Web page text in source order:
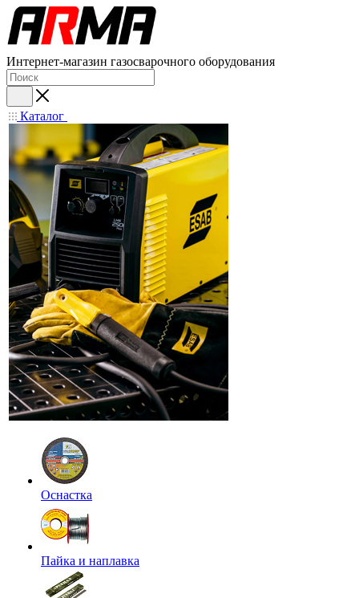
Интернет-магазин газосварочного оборудования
Каталог
Оснастка
Пайка и наплавка